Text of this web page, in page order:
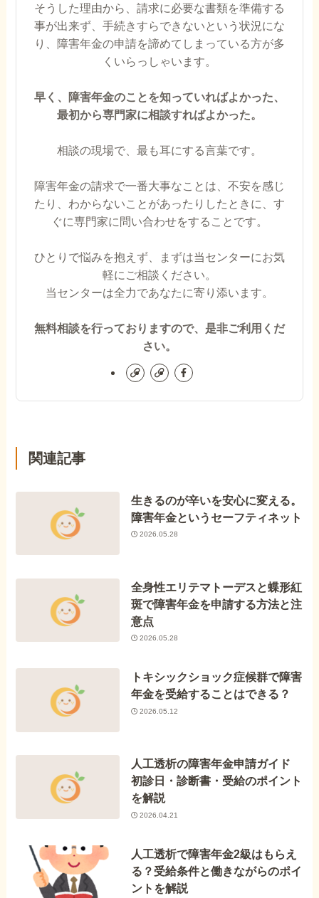
そうした理由から、請求に必要な書類を準備する
事が出来ず、手続きすらできないという状況にな
り、障害年金の申請を諦めてしまっている方が多
くいらっしゃいます。
早く、障害年金のことを知っていればよかった、
最初から専門家に相談すればよかった。
相談の現場で、最も耳にする言葉です。
障害年金の請求で一番大事なことは、不安を感じ
たり、わからないことがあったりしたときに、す
ぐに専門家に問い合わせをすることです。
ひとりで悩みを抱えず、まずは当センターにお気
軽にご相談ください。
当センターは全力であなたに寄り添います。
無料相談を行っておりますので、是非ご利用くだ
さい。
関連記事
生きるのが辛いを安心に変える。
障害年金というセーフティネット
2026.05.28
全身性エリテマトーデスと蝶形紅
斑で障害年金を申請する方法と注
意点
2026.05.28
トキシックショック症候群で障害
年金を受給することはできる？
2026.05.12
人工透析の障害年金申請ガイド
初診日・診断書・受給のポイント
を解説
2026.04.21
人工透析で障害年金2級はもらえ
る？受給条件と働きながらのポイ
ントを解説